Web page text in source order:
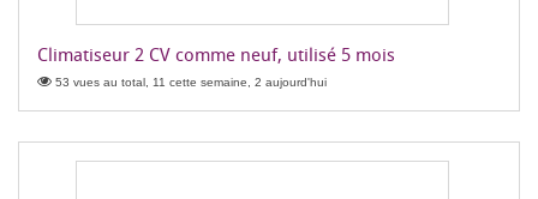
Climatiseur 2 CV comme neuf, utilisé 5 mois
53 vues au total, 11 cette semaine, 2 aujourd'hui